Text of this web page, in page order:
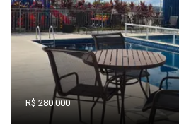
R$ 280.000